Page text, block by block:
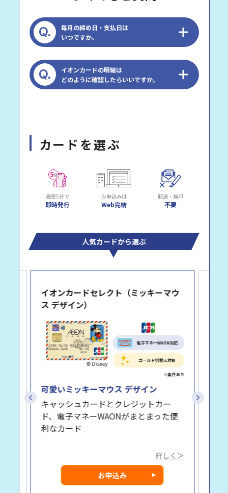
毎月の締め日・支払日は
いつですか。
イオンカードの明細は
どのように確認したらいいですか。
カードを選ぶ
最短5分で
即時発行
お申込みは
Web完結
郵送・捺印
不要
人気カードから選ぶ
イオンカードセレクト（ミッキーマウ
ス デザイン）
© Disney
電子マネーWAON対応
ゴールド切替え対象
可愛いミッキーマウス デザイン
キャッシュカードとクレジットカー
ド、電子マネーWAONがまとまった便
利なカード
詳しく＞
お申込み